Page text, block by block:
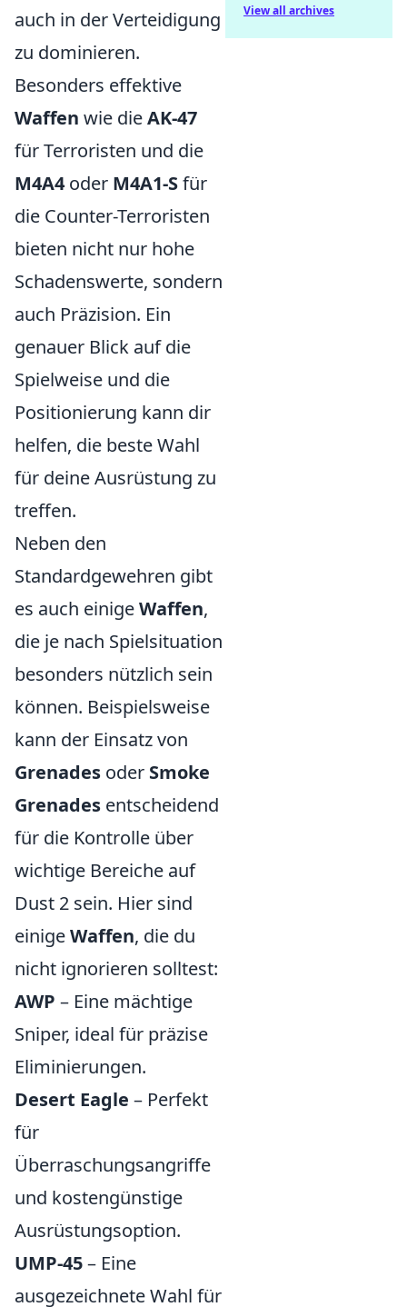
auch in der Verteidigung
zu dominieren.
Besonders effektive
Waffen wie dieAK-47
für Terroristen und die
M4A4 oder M4A1-Sfür
die Counter-Terroristen
bieten nicht nur hohe
Schadenswerte, sondern
auch Präzision. Ein
genauer Blick auf die
Spielweise und die
Positionierung kann dir
helfen, die beste Wahl
für deine Ausrüstung zu
treffen.
Neben den
Standardgewehren gibt
es auch einigeWaffen,
die je nach Spielsituation
besonders nützlich sein
können. Beispielsweise
kann der Einsatz von
Grenades oder Smoke
Grenades entscheidend
für die Kontrolle über
wichtige Bereiche auf
Dust 2 sein. Hier sind
einigeWaffen, die du
nicht ignorieren solltest:
AWP – Eine mächtige
Sniper, ideal für präzise
Eliminierungen.
Desert Eagle – Perfekt
für
Überraschungsangriffe
und kostengünstige
Ausrüstungsoption.
UMP-45– Eine
ausgezeichnete Wahl für
View all archives